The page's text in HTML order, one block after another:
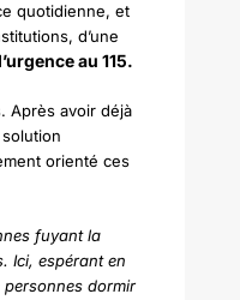
quotidienne, et
d’une
au 115.
. Après avoir déjà
orienté ces
fuyant la
Ici, espérant en
personnes dormir